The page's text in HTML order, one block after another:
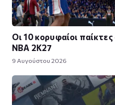
Οι 10 κορυφαίοι
NBA 2K27
9 Αυγούστου 2026